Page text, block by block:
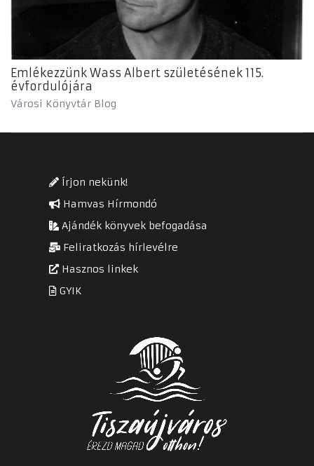
Emlékezzünk Wass Albert születésének 115.
évfordulójára
Városi Könyvtár Blog
Írjon nekünk!
Hamvas Hírmondó
Ajándék könyvek befogadása
Feliratkozás hírlevélre
Hasznos linkek
GYIK